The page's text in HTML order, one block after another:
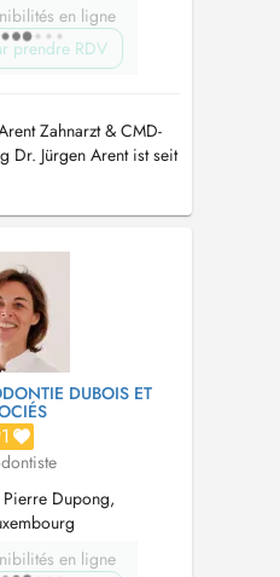
en ligne
prendre RDV
Zahnarzt & CMD-
Dr. Jürgen Arent ist seit
der Praxis in
25 Jahre Erfahrung
Zahnheilkunde
Beha...
DUBOIS ET
Dupong,
en ligne